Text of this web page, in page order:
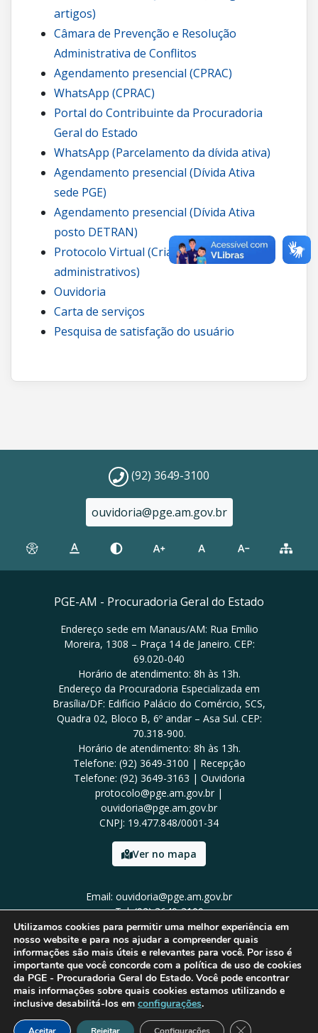
artigos)
Câmara de Prevenção e Resolução
Administrativa de Conflitos
Agendamento presencial (CPRAC)
WhatsApp (CPRAC)
Portal do Contribuinte da Procuradoria
Geral do Estado
WhatsApp (Parcelamento da dívida ativa)
Agendamento presencial (Dívida Ativa
sede PGE)
Agendamento presencial (Dívida Ativa
posto DETRAN)
Protocolo Virtual (Criação de processos
administrativos)
Ouvidoria
Carta de serviços
Pesquisa de satisfação do usuário
(92) 3649-3100
ouvidoria@pge.am.gov.br
PGE-AM - Procuradoria Geral do Estado
Endereço sede em Manaus/AM: Rua Emílio
Moreira, 1308 – Praça 14 de Janeiro. CEP:
69.020-040
Horário de atendimento: 8h às 13h.
Endereço da Procuradoria Especializada em
Brasília/DF: Edifício Palácio do Comércio, SCS,
Quadra 02, Bloco B, 6º andar – Asa Sul. CEP:
70.318-900.
Horário de atendimento: 8h às 13h.
Telefone: (92) 3649-3100 | Recepção
Telefone: (92) 3649-3163 | Ouvidoria
protocolo@pge.am.gov.br |
ouvidoria@pge.am.gov.br
CNPJ: 19.477.848/0001-34
Ver no mapa
Email: ouvidoria@pge.am.gov.br
Tel: (92) 3649-3100
Utilizamos cookies para permitir uma melhor experiência em
nosso website e para nos ajudar a compreender quais
informações são mais úteis e relevantes para você. Por isso é
importante que você concorde com a política de uso de cookies
da PGE - Procuradoria Geral do Estado. Você pode encontrar
mais informações sobre quais cookies estamos utilizando e
inclusive desabilitá-los em configurações.
Close GDPR